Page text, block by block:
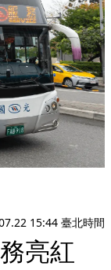
15:44 臺北時間
亮紅